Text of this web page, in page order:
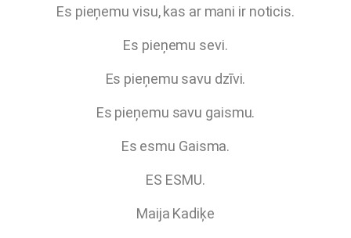
Es pieņemu visu, kas ar mani ir noticis.
Es pieņemu sevi.
Es pieņemu savu dzīvi.
Es pieņemu savu gaismu.
Es esmu Gaisma.
ES ESMU.
Maija Kadiķe